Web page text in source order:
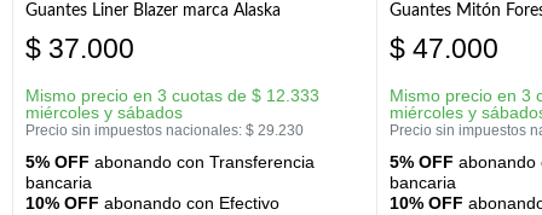
Guantes Liner Blazer marca Alaska
$ 37.000
Mismo precio en 3 cuotas de $ 12.333
miércoles y sábados
Precio sin impuestos nacionales: $ 29.230
5% OFF abonando con Transferencia
bancaria
10% OFF abonando con Efectivo
Guantes Mitón
$ 47.000
Mismo precio en 3
miércoles y
Precio sin impuestos
5% OFF abonando
bancaria
10% OFF